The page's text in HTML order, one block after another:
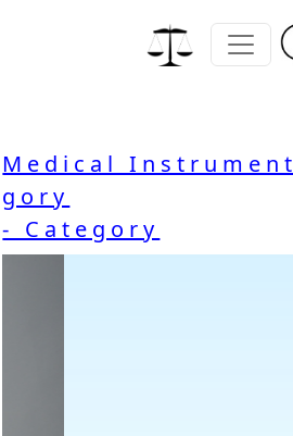
Medical
gory
- Category